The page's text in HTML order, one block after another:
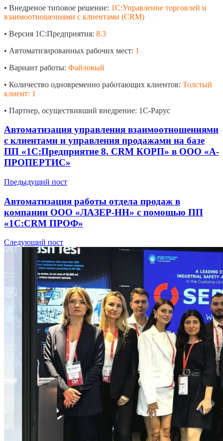
• Внедреное типовое решение: 1С:Управление торговлей и
взаимоотношениями с клиентами (CRM)
• Версия 1С:Предприятия: 8.3
• Автоматизированных рабочих мест: 1
• Вариант работы: Файловый
• Количество одновременно работающих клиентов: Толстый
клиент: 1
• Партнер, осуществивший внедрение: 1С-Рарус
Автоматизация управления взаимоотношениями
с клиентами и управления продажами на базе
ПП «1С:Предприятие 8. CRM КОРП» в ООО «А-
ПРОПЕРТИС»
Предыдущий пост
Автоматизация работы отдела продаж в
компании ООО «ЛАЗЕР-НН» с помощью ПП
«1С:CRM ПРОФ»
Следующий пост